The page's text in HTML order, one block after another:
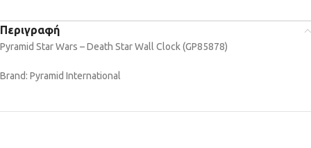
Περιγραφή
Pyramid Star Wars – Death Star Wall Clock (GP85878)
Brand: Pyramid International